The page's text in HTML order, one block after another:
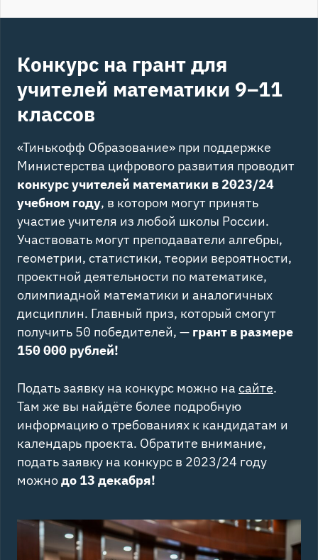
Конкурс на грант для
учителей математики 9–11
классов
«Тинькофф Образование» при поддержке
Министерства цифрового развития проводит
конкурс учителей математики в 2023/24
учебном году, в котором могут принять
участие учителя из любой школы России.
Участвовать могут преподаватели алгебры,
геометрии, статистики, теории вероятности,
проектной деятельности по математике,
олимпиадной математики и аналогичных
дисциплин. Главный приз, который смогут
получить 50 победителей, — грант в размере
150 000 рублей!
Подать заявку на конкурс можно на сайте.
Там же вы найдёте более подробную
информацию о требованиях к кандидатам и
календарь проекта. Обратите внимание,
подать заявку на конкурс в 2023/24 году
можнодо 13 декабря!